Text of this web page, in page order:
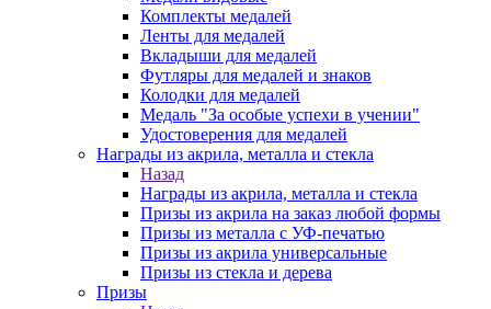
Комплекты медалей
Ленты для медалей
Вкладыши для медалей
Футляры для медалей и знаков
Колодки для медалей
Медаль "За особые успехи в учении"
Удостоверения для медалей
Награды из акрила, металла и стекла
Назад
Награды из акрила, металла и стекла
Призы из акрила на заказ любой формы
Призы из металла с УФ-печатью
Призы из акрила универсальные
Призы из стекла и дерева
Призы